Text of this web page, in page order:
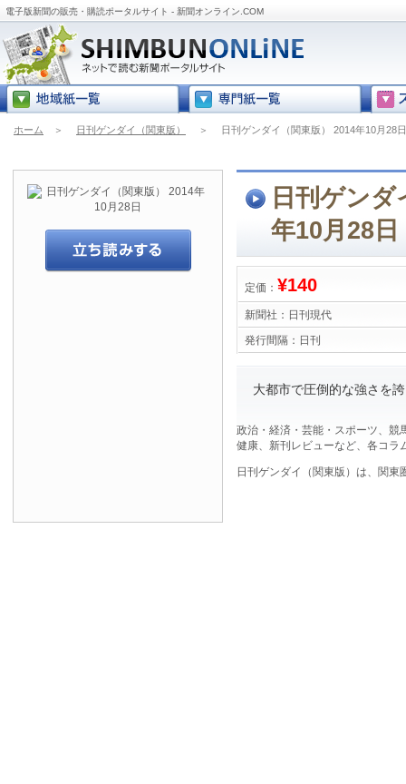
電子版新聞の販売・購読ポータルサイト - 新聞オンライン.COM
ホーム ＞ 日刊ゲンダイ（関東版） ＞ 日刊ゲンダイ（関東版） 2014年10月28日
日刊ゲン
年10月28日
定価： ¥140
新聞社： 日刊現代
発行間隔： 日刊
大都市で圧倒的な強さを
政治・経済・芸能・スポーツ、競
健康、新刊レビューなど、各コラ
日刊ゲンダイ（関東版）は、関